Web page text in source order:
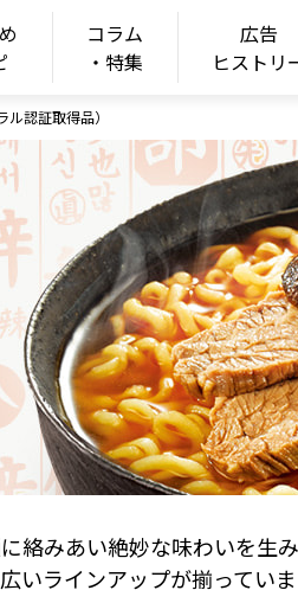
コラム
・特集
広告
ヒストリ
認証取得品）
絡みあい絶妙な味わいを生
いラインアップが揃っていま